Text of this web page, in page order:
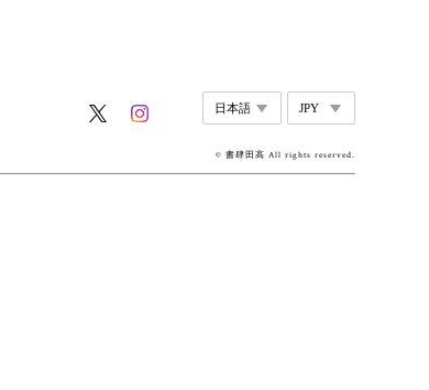
© 書肆田高 All rights reserved.